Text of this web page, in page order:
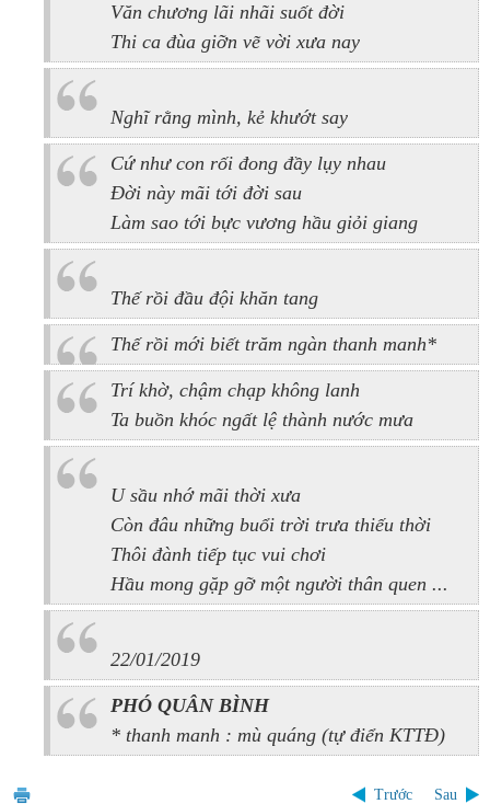
Văn chương lãi nhãi suốt đời
Thi ca đùa giỡn vẽ vời xưa nay
Nghĩ rằng mình, kẻ khướt say
Cứ như con rối đong đầy lụy nhau
Đời này mãi tới đời sau
Làm sao tới bực vương hầu giỏi giang
Thế rồi đầu đội khăn tang
Thế rồi mới biết trăm ngàn thanh manh*
Trí khờ, chậm chạp không lanh
Ta buồn khóc ngất lệ thành nước mưa
U sầu nhớ mãi thời xưa
Còn đâu những buổi trời trưa thiếu thời
Thôi đành tiếp tục vui chơi
Hầu mong gặp gỡ một người thân quen ...
22/01/2019
PHÓ QUÂN BÌNH
* thanh manh : mù quáng (tự điển KTTĐ)
Trước Sau